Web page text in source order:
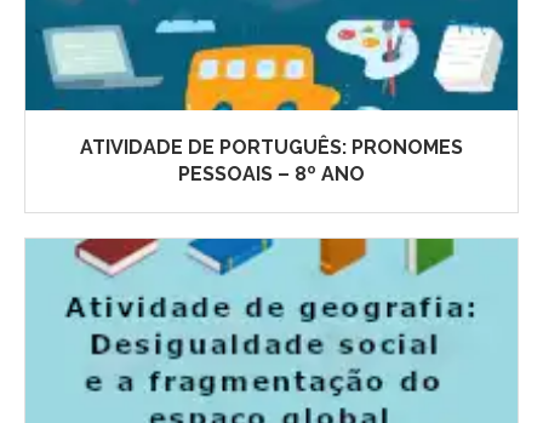
ATIVIDADE DE PORTUGUÊS: PRONOMES
PESSOAIS – 8º ANO